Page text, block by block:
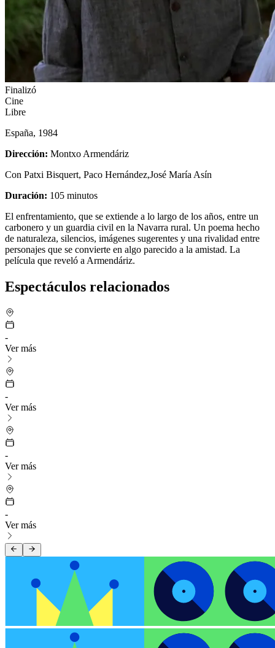
Finalizó
Cine
Libre
España, 1984
Dirección: Montxo Armendáriz
Con Patxi Bisquert, Paco Hernández,José María Asín
Duración: 105 minutos
El enfrentamiento, que se extiende a lo largo de los años, entre un
carbonero y un guardia civil en la Navarra rural. Un poema hecho
de naturaleza, silencios, imágenes sugerentes y una rivalidad entre
personajes que se convierte en algo parecido a la amistad. La
película que reveló a Armendáriz.
Espectáculos relacionados
-
Ver más
-
Ver más
-
Ver más
-
Ver más